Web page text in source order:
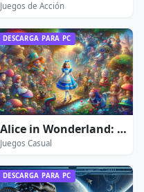
Juegos de Acción
DESCARGA PARA PC
Alice in Wonderland: Extended Edition
Juegos Casual
DESCARGA PARA PC